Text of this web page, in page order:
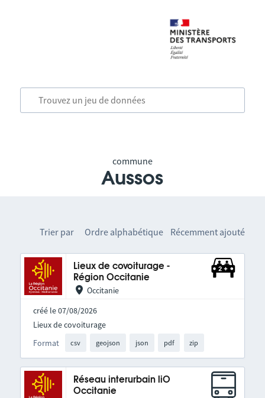
commune
Aussos
Trier par Ordre alphabétique Récemment ajouté
Lieux de covoiturage -
Région Occitanie
Occitanie
créé le 07/08/2026
Format csv geojson json pdf zip
Lieux de covoiturage
Réseau interurbain liO
Occitanie